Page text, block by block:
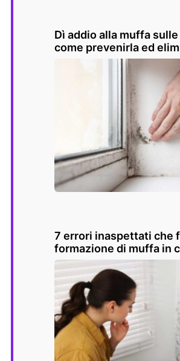
Dì addio alla muffa
come prevenirla ed
7 errori inaspettati che
formazione di muffa in